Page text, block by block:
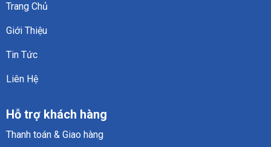
Trang Chủ
Giới Thiệu
Tin Tức
Liên Hệ
Hỗ trợ khách hàng
Thanh toán & Giao hàng